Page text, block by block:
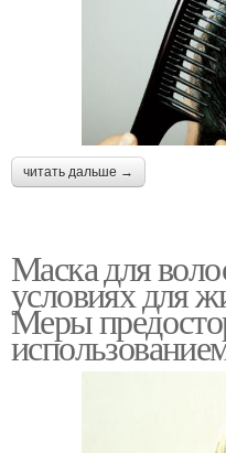
читать дальше →
Маска для
условиях для
Меры